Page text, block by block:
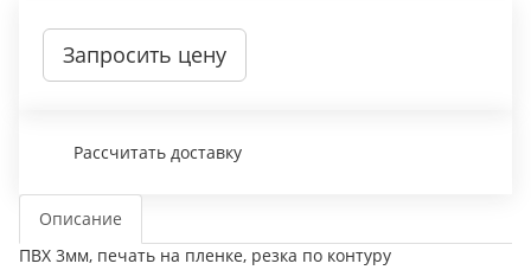
Запросить цену
Рассчитать доставку
Описание
ПВХ 3мм, печать на пленке, резка по контуру